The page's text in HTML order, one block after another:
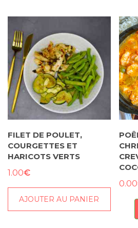
FILET DE POULET,
COURGETTES ET
HARICOTS VERTS
1.00€
AJOUTER AU PANIER
0.00